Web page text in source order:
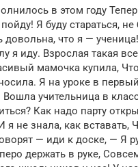
в этом году
Я буду стараться, не
довольна, что я —
я иду. Взрослая такая
мамочка купила,
Я на уроке в
Вошла учительница в
Как надо парту
я не знала, как вставать,
— иди к доске, — Я
держать в руке,